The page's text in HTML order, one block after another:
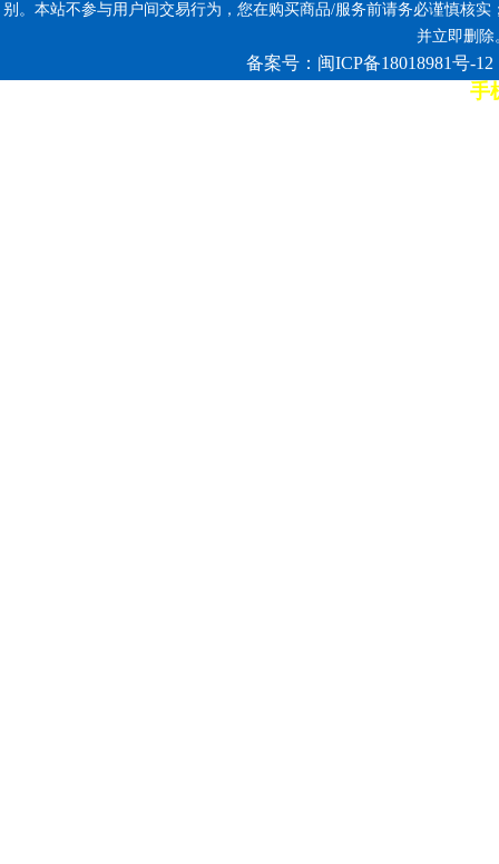
别。本站不参与用户间交易行为，您在购买商品/服务前请务必谨慎核
并立即删除
备案号：闽ICP备18018981号-12
7*12小时客服热线: 康师傅手